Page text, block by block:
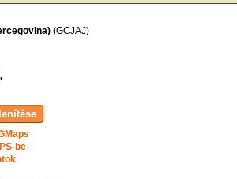
(GCJAJ)
be